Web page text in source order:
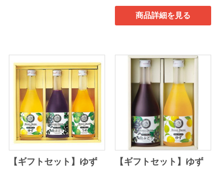
商品詳細を見る
【ギフトセット】ゆず
【ギフトセット】ゆず